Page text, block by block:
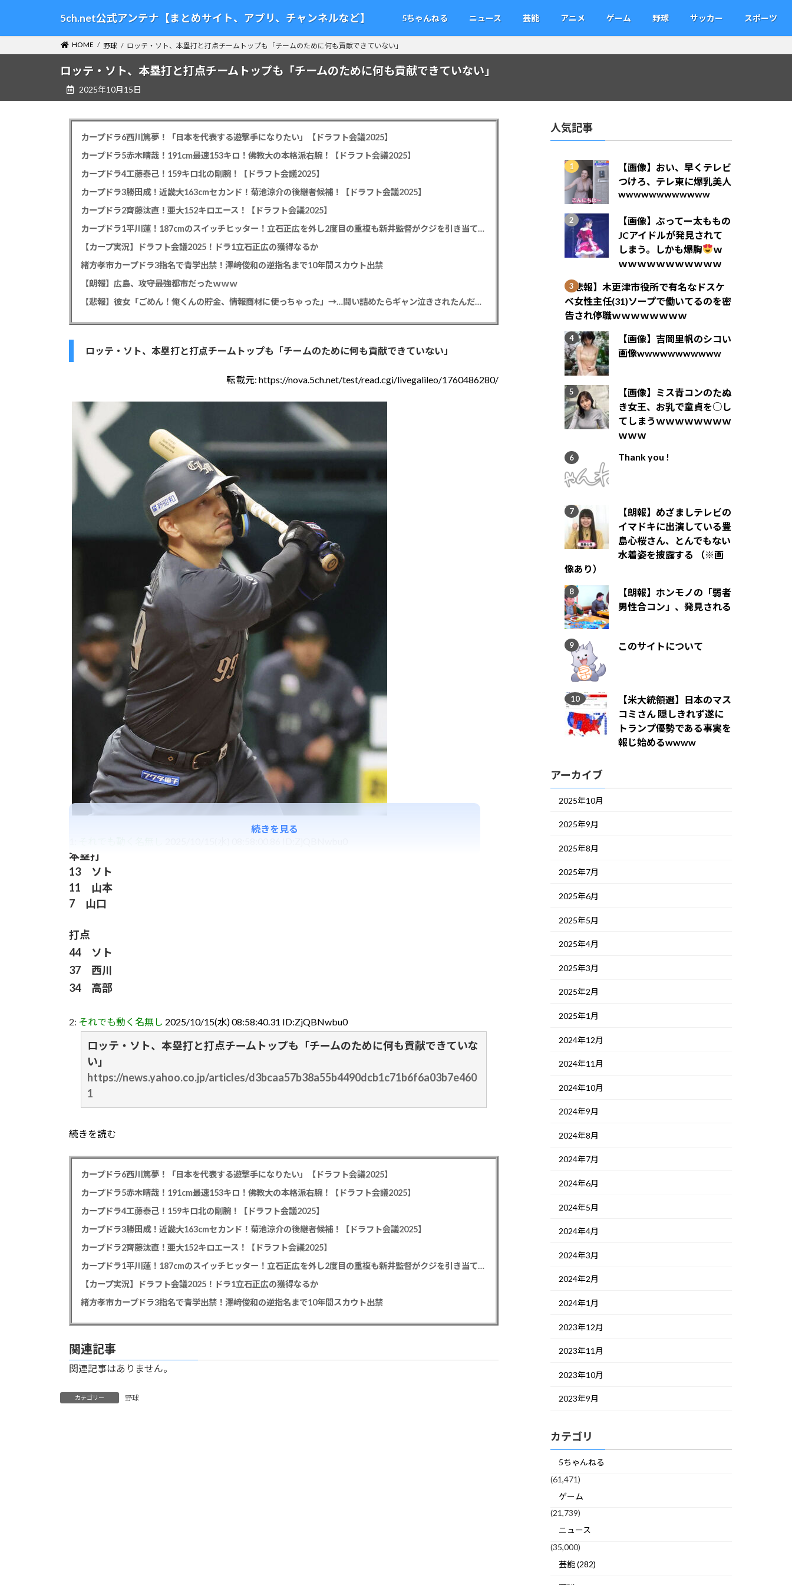
テ
ゲ
5ch.net公式アンテナ【まとめサイト、アプリ、チャンネルなど】 5ちゃんねる ニュース 芸能 アニメ ゲーム 野球 サッカー スポーツ
HOME 野球 ロッテ・ソト、本塁打と打点チームトップも「チームのために何も貢献できていない」
ロッテ・ソト、本塁打と打点チームトップも「チームのために何も貢献できていない」
2025年10月15日
カープドラ6西川篤夢！「日本を代表する遊撃手になりたい」【ドラフト会議2025】
カープドラ5赤木晴哉！191cm最速153キロ！佛教大の本格派右腕！【ドラフト会議2025】
カープドラ4工藤泰己！159キロ北の剛腕！【ドラフト会議2025】
カープドラ3勝田成！近畿大163cmセカンド！菊池涼介の後継者候補！【ドラフト会議2025】
カープドラ2齊藤汰直！亜大152キロエース！【ドラフト会議2025】
カープドラ1平川蓮！187cmのスイッチヒッター！立石正広を外し2度目の重複も新井監督がクジを引き当てる！【ドラフト会議2025】
【カープ実況】ドラフト会議2025！ドラ1立石正広の獲得なるか
緒方孝市カープドラ3指名で青学出禁！澤﨑俊和の逆指名まで10年間スカウト出禁
【朗報】広島、攻守最強都市だったｗｗｗ
【悲報】彼女「ごめん！俺くんの貯金、情報商材に使っちゃった」→…問い詰めたらギャン泣きされたんだが俺が悪いのか？
ロッテ・ソト、本塁打と打点チームトップも「チームのために何も貢献できていない」
転載元:https://nova.5ch.net/test/read.cgi/livegalileo/1760486280/
本塁打
13 ソト
11 山本
7 山口
打点
44 ソト
37 西川
34 高部
2: それでも動く名無し 2025/10/15(水) 08:58:40.31 ID:ZjQBNwbu0
ロッテ・ソト、本塁打と打点チームトップも「チームのために何も貢献できていな
い」
https://news.yahoo.co.jp/articles/d3bcaa57b38a55b4490dcb1c71b6f6a03b7e460
1
続きを読む
続きを見る
カープドラ6西川篤夢！「日本を代表する遊撃手になりたい」【ドラフト会議2025】
カープドラ5赤木晴哉！191cm最速153キロ！佛教大の本格派右腕！【ドラフト会議2025】
カープドラ4工藤泰己！159キロ北の剛腕！【ドラフト会議2025】
カープドラ3勝田成！近畿大163cmセカンド！菊池涼介の後継者候補！【ドラフト会議2025】
カープドラ2齊藤汰直！亜大152キロエース！【ドラフト会議2025】
カープドラ1平川蓮！187cmのスイッチヒッター！立石正広を外し2度目の重複も新井監督がクジを引き当てる！【ドラフト会議2025】
【カープ実況】ドラフト会議2025！ドラ1立石正広の獲得なるか
緒方孝市カープドラ3指名で青学出禁！澤﨑俊和の逆指名まで10年間スカウト出禁
関連記事
関連記事はありません。
カテゴリー 野球
人気記事
【画像】おい、早くテレビ
つけろ、テレ東に爆乳美人
wwwwwwwwwwww
【画像】ぶってー太ももの
JCアイドルが発見されて
しまう。しかも爆胸
ｗ
ｗｗｗｗｗｗｗｗｗｗｗ
【悲報】木更津市役所で有名なドスケ
ベ女性主任(31)ソープで働いてるのを密
告され停職ｗｗｗｗｗｗｗｗ
【画像】吉岡里帆のシコい
画像wwwwwwwwwww
【画像】ミス青コンのたぬ
き女王、お乳で童貞を○し
てしまうｗｗｗｗｗｗｗｗ
ｗｗｗ
Thank you !
【朗報】めざましテレビの
イマドキに出演している豊
島心桜さん、とんでもない
水着姿を披露する （※画
像あり）
【朗報】ホンモノの「弱者
男性合コン」、発見される
このサイトについて
【米大統領選】日本のマス
コミさん 隠しきれず遂に
トランプ優勢である事実を
報じ始めるwwww
アーカイブ
2025年10月
2025年9月
2025年8月
2025年7月
2025年6月
2025年5月
2025年4月
2025年3月
2025年2月
2025年1月
2024年12月
2024年11月
2024年10月
2024年9月
2024年8月
2024年7月
2024年6月
2024年5月
2024年4月
2024年3月
2024年2月
2024年1月
2023年12月
2023年11月
2023年10月
2023年9月
カテゴリ
5ちゃんねる
(61,471)
ゲーム
(21,739)
ニュース
(35,000)
芸能 (282)